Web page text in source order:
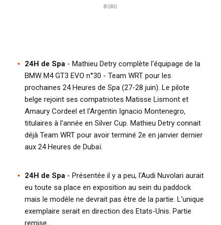
© SRO
24H de Spa - Mathieu Detry complète l'équipage de la
BMW M4 GT3 EVO n°30 - Team WRT pour les
prochaines 24 Heures de Spa (27-28 juin). Le pilote
belge rejoint ses compatriotes Matisse Lismont et
Amaury Cordeel et l'Argentin Ignacio Montenegro,
titulaires à l'année en Silver Cup. Mathieu Detry connait
déjà Team WRT pour avoir terminé 2e en janvier dernier
aux 24 Heures de Dubaï.
24H de Spa - Présentée il y a peu, l'Audi Nuvolari aurait
eu toute sa place en exposition au sein du paddock
mais le modèle ne devrait pas être de la partie. L'unique
exemplaire serait en direction des Etats-Unis. Partie
remise...